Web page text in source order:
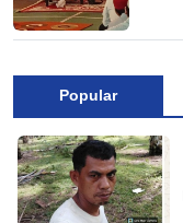
Popular